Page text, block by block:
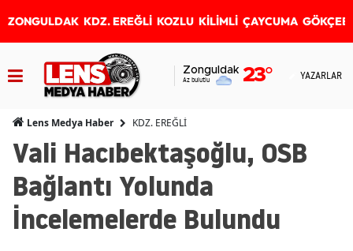
ZONGULDAK KDZ. EREĞLİ KOZLU KİLİMLİ ÇAYCUMA
Zonguldak
Az bulutlu 23° YAZARLAR
Lens Medya Haber KDZ. EREĞLİ
Vali Hacıbektaşoğlu, OSB
Bağlantı Yolunda
İncelemelerde Bulundu